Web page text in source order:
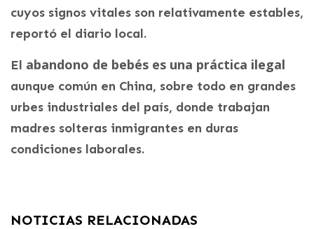
cuyos signos vitales son relativamente estables,
reportó el diario local.
El abandono de bebés es una práctica ilegal
aunque común en China, sobre todo en grandes
urbes industriales del país, donde trabajan
madres solteras inmigrantes en duras
condiciones laborales.
NOTICIAS RELACIONADAS